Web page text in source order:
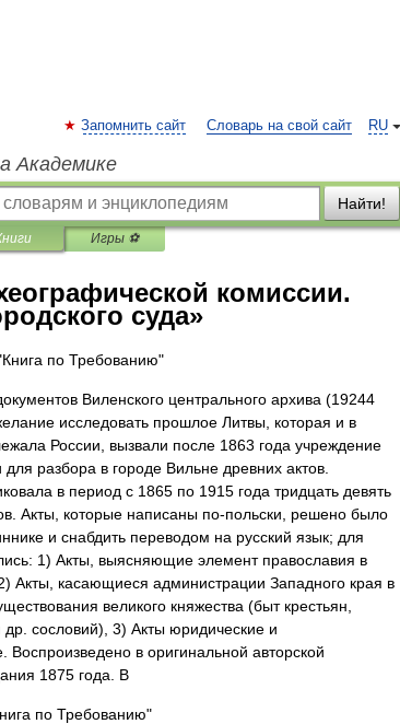
RU
Запомнить сайт Словарь на свой сайт
Академике
Найти!
Игры ⚽
комиссии.
суда»
по Требованию"
Виленского центрального архива (19244
исследовать прошлое Литвы, которая и в
России, вызвали после 1863 года учреждение
разбора в городе Вильне древних актов.
в период с 1865 по 1915 года тридцать девять
Акты, которые написаны по-польски, решено было
и снабдить переводом на русский язык; для
1) Акты, выясняющие элемент православия в
Акты, касающиеся администрации Западного края в
великого княжества (быт крестьян,
сословий), 3) Акты юридические и
Воспроизведено в оригинальной авторской
1875 года. В
по Требованию"